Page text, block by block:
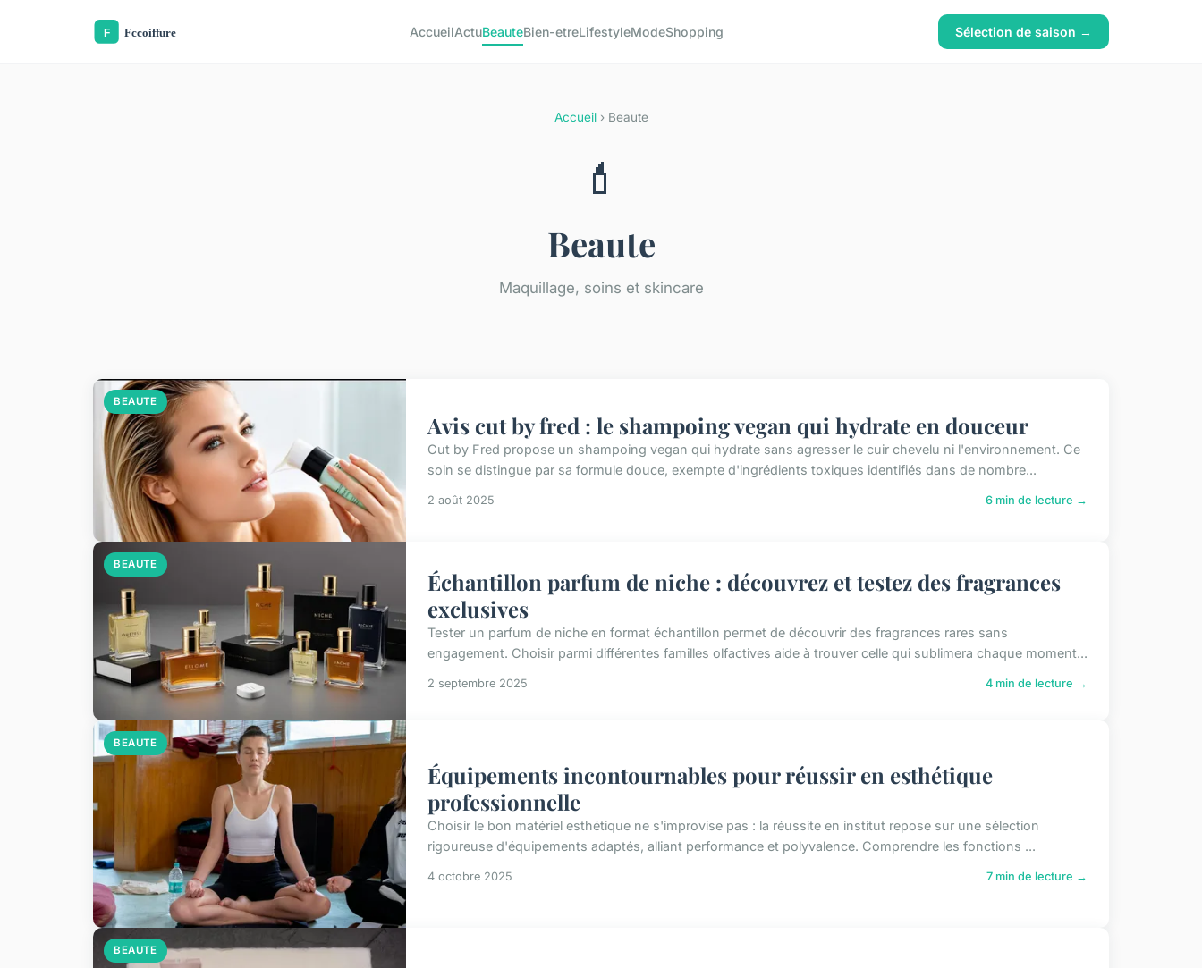
AccueilActuBeauteBien-etreLifestyleModeShopping Sélection de saison →
Accueil› Beaute
💄
Beaute
Maquillage, soins et skincare
BEAUTE
Avis cut by fred : le shampoing vegan qui hydrate en douceur
Cut by Fred propose un shampoing vegan qui hydrate sans agresser le cuir chevelu ni l'environnement. Ce
soin se distingue par sa formule douce, exempte d'ingrédients toxiques identifiés dans de nombre...
2 août 2025 6 min de lecture →
BEAUTE
Échantillon parfum de niche : découvrez et testez des fragrances
exclusives
Tester un parfum de niche en format échantillon permet de découvrir des fragrances rares sans
engagement. Choisir parmi différentes familles olfactives aide à trouver celle qui sublimera chaque moment...
2 septembre 2025 4 min de lecture →
BEAUTE
Équipements incontournables pour réussir en esthétique
professionnelle
Choisir le bon matériel esthétique ne s'improvise pas : la réussite en institut repose sur une sélection
rigoureuse d'équipements adaptés, alliant performance et polyvalence. Comprendre les fonctions ...
4 octobre 2025 7 min de lecture →
BEAUTE